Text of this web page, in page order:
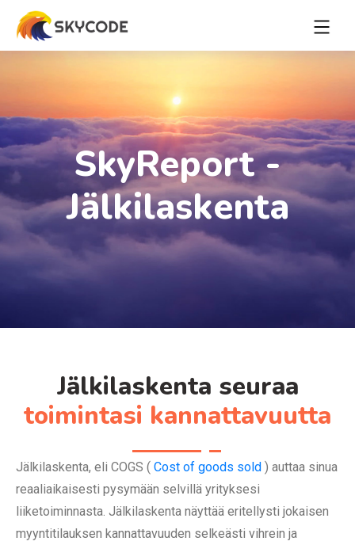
SkyReport -
Jälkilaskenta
Jälkilaskenta seuraa
toimintasi kannattavuutta
Jälkilaskenta, eli COGS ( Cost of goods sold ) auttaa sinua
reaaliaikaisesti pysymään selvillä yrityksesi
liiketoiminnasta. Jälkilaskenta näyttää eritellysti jokaisen
myyntitilauksen kannattavuuden selkeästi vihrein ja